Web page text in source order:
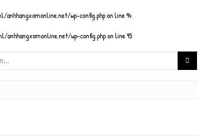
wp-config.phpon line94
wp-config.phpon line95